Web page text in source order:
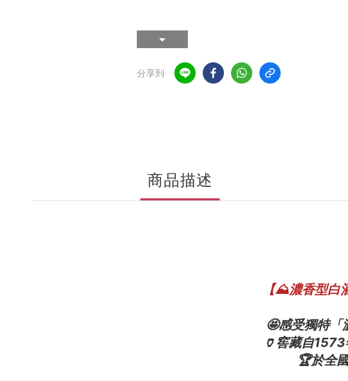
分享到
商品描述
【⛰️濃香型白
🤩感受獨特「
🏺窖藏自
🏆於全